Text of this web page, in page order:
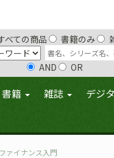
べての商品 書籍のみ
AND OR
書籍 雑誌 デジ
ァイナンス入門